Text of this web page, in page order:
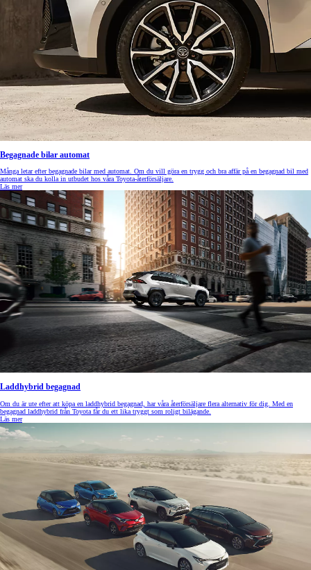
Begagnade bilar automat
Många letar efter begagnade bilar med automat. Om du vill göra en trygg och bra affär på en begagnad bil med
automat ska du kolla in utbudet hos våra Toyota-återförsäljare.
Läs mer
Laddhybrid begagnad
Om du är ute efter att köpa en laddhybrid begagnad, har våra återförsäljare flera alternativ för dig. Med en
begagnad laddhybrid från Toyota får du ett lika tryggt som roligt bilägande.
Läs mer